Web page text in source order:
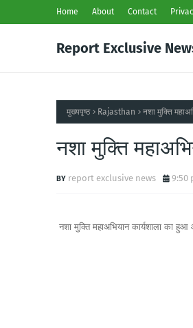
Home About Contact
Report Exclusive
मुख्यपृष्ठ Rajasthan नशा मुक्ति
नशा मुक्ति
report exclusive news 9:50
नशा मुक्ति महाअभियान कार्यशाला का